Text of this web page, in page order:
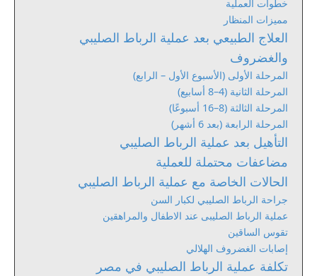
خطوات العملية
مميزات المنظار
العلاج الطبيعي بعد عملية الرباط الصليبي
والغضروف
المرحلة الأولى (الأسبوع الأول – الرابع)
المرحلة الثانية (4–8 أسابيع)
المرحلة الثالثة (8–16 أسبوعًا)
المرحلة الرابعة (بعد 6 أشهر)
التأهيل بعد عملية الرباط الصليبي
مضاعفات محتملة للعملية
الحالات الخاصة مع عملية الرباط الصليبي
جراحة الرباط الصليبي لكبار السن
عملية الرباط الصليبى عند الاطفال والمراهقين
تقوس الساقين
إصابات الغضروف الهلالي
تكلفة عملية الرباط الصليبي في مصر